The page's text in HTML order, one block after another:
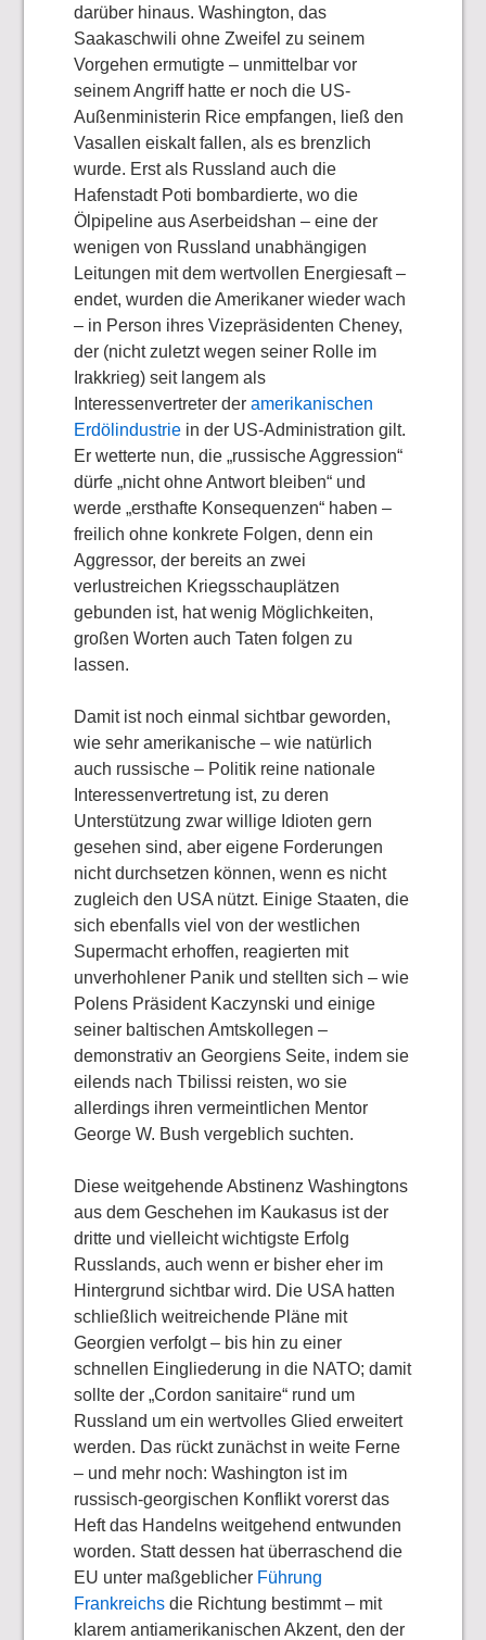
darüber hinaus. Washington, das
Saakaschwili ohne Zweifel zu seinem
Vorgehen ermutigte – unmittelbar vor
seinem Angriff hatte er noch die US-
Außenministerin Rice empfangen, ließ den
Vasallen eiskalt fallen, als es brenzlich
wurde. Erst als Russland auch die
Hafenstadt Poti bombardierte, wo die
Ölpipeline aus Aserbeidshan – eine der
wenigen von Russland unabhängigen
Leitungen mit dem wertvollen Energiesaft –
endet, wurden die Amerikaner wieder wach
– in Person ihres Vizepräsidenten Cheney,
der (nicht zuletzt wegen seiner Rolle im
Irakkrieg) seit langem als
Interessenvertreter deramerikanischen
Erdölindustrie in der US-Administration gilt.
Er wetterte nun, die „russische Aggression“
dürfe „nicht ohne Antwort bleiben“ und
werde „ersthafte Konsequenzen“ haben –
freilich ohne konkrete Folgen, denn ein
Aggressor, der bereits an zwei
verlustreichen Kriegsschauplätzen
gebunden ist, hat wenig Möglichkeiten,
großen Worten auch Taten folgen zu
lassen.
Damit ist noch einmal sichtbar geworden,
wie sehr amerikanische – wie natürlich
auch russische – Politik reine nationale
Interessenvertretung ist, zu deren
Unterstützung zwar willige Idioten gern
gesehen sind, aber eigene Forderungen
nicht durchsetzen können, wenn es nicht
zugleich den USA nützt. Einige Staaten, die
sich ebenfalls viel von der westlichen
Supermacht erhoffen, reagierten mit
unverhohlener Panik und stellten sich – wie
Polens Präsident Kaczynski und einige
seiner baltischen Amtskollegen –
demonstrativ an Georgiens Seite, indem sie
eilends nach Tbilissi reisten, wo sie
allerdings ihren vermeintlichen Mentor
George W. Bush vergeblich suchten.
Diese weitgehende Abstinenz Washingtons
aus dem Geschehen im Kaukasus ist der
dritte und vielleicht wichtigste Erfolg
Russlands, auch wenn er bisher eher im
Hintergrund sichtbar wird. Die USA hatten
schließlich weitreichende Pläne mit
Georgien verfolgt – bis hin zu einer
schnellen Eingliederung in die NATO; damit
sollte der „Cordon sanitaire“ rund um
Russland um ein wertvolles Glied erweitert
werden. Das rückt zunächst in weite Ferne
– und mehr noch: Washington ist im
russisch-georgischen Konflikt vorerst das
Heft das Handelns weitgehend entwunden
worden. Statt dessen hat überraschend die
EU unter maßgeblicher Führung
Frankreichs die Richtung bestimmt – mit
klarem antiamerikanischen Akzent, den der